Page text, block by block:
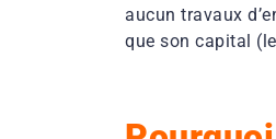
aucun travaux
que son capital